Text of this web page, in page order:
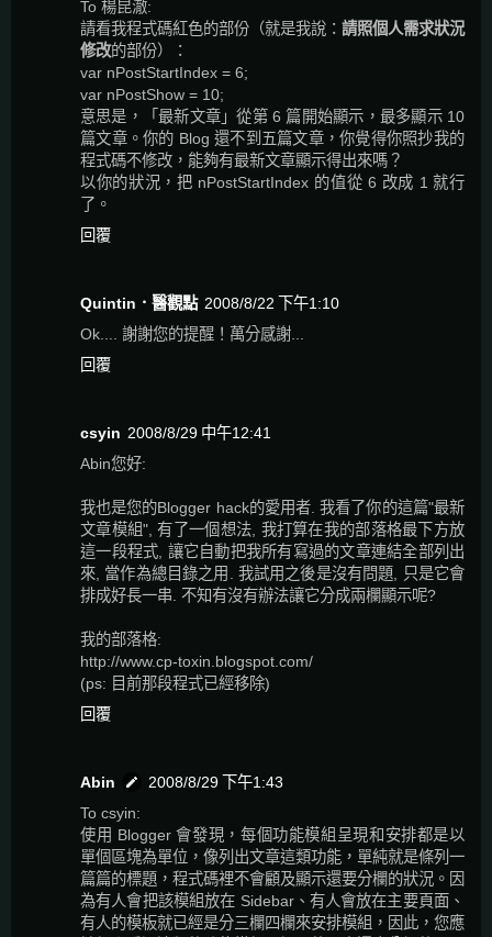
To 楊昆澈:
請看我程式碼紅色的部份（就是我說： 請照個人需求狀況
修改的部份）：
var nPostStartIndex = 6;
var nPostShow = 10;
意思是，「最新文章」從第 6 篇開始顯示，最多顯示 10
篇文章。你的 Blog 還不到五篇文章，你覺得你照抄我的
程式碼不修改，能夠有最新文章顯示得出來嗎？
以你的狀況，把 nPostStartIndex 的值從 6 改成 1 就行
了。
回覆
Quintin．醫觀點 2008/8/22 下午1:10
Ok.... 謝謝您的提醒！萬分感謝...
回覆
csyin 2008/8/29 中午12:41
Abin您好:
我也是您的Blogger hack的愛用者. 我看了你的這篇"最新
文章模組", 有了一個想法, 我打算在我的部落格最下方放
這一段程式, 讓它自動把我所有寫過的文章連結全部列出
來, 當作為總目錄之用. 我試用之後是沒有問題, 只是它會
排成好長一串. 不知有沒有辦法讓它分成兩欄顯示呢?
我的部落格:
http://www.cp-toxin.blogspot.com/
(ps: 目前那段程式已經移除)
回覆
Abin
2008/8/29 下午1:43
To csyin:
使用 Blogger 會發現，每個功能模組呈現和安排都是以
單個區塊為單位，像列出文章這類功能，單純就是條列一
篇篇的標題，程式碼裡不會顧及顯示還要分欄的狀況。因
為有人會把該模組放在 Sidebar、有人會放在主要頁面、
有人的模板就已經是分三欄四欄來安排模組，因此，您應